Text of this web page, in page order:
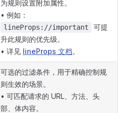
为规则设置附加属性。
• 例如：
lineProps://important
可提
升此规则的优先级。
• 详见 lineProps 文档。
可选的过滤条件，用于精确控制规
则生效的场景。
• 可匹配请求的 URL、方法、头
部、体内容。